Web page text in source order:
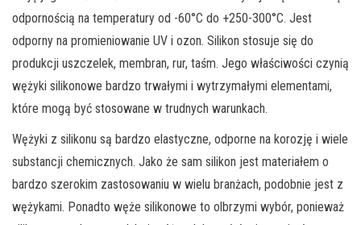
odpornością na temperatury od -60°C do +250-300°C. Jest
odporny na promieniowanie UV i ozon. Silikon stosuje się do
produkcji uszczelek, membran, rur, taśm. Jego właściwości czynią
wężyki silikonowe bardzo trwałymi i wytrzymałymi elementami,
które mogą być stosowane w trudnych warunkach.
Wężyki z silikonu są bardzo elastyczne, odporne na korozję i wiele
substancji chemicznych. Jako że sam silikon jest materiałem o
bardzo szerokim zastosowaniu w wielu branżach, podobnie jest z
wężykami. Ponadto węże silikonowe to olbrzymi wybór, ponieważ